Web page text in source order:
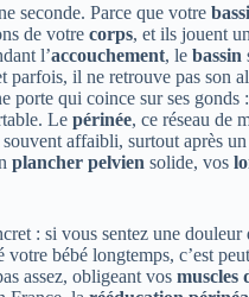
seconde. Parce que votre
de votre corps, et ils jouent
l’accouchement, le bassin
parfois, il ne retrouve pas son
porte qui coince sur ses gonds
Le périnée, ce réseau de
souvent affaibli, surtout après un
plancher pelvien solide, vos
: si vous sentez une douleur
votre bébé longtemps, c’est
assez, obligeant vos muscles